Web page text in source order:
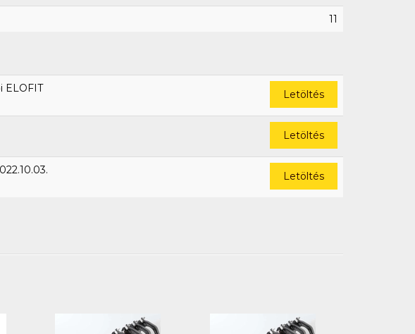
11
ELOFIT Letöltés
Letöltés
Letöltés